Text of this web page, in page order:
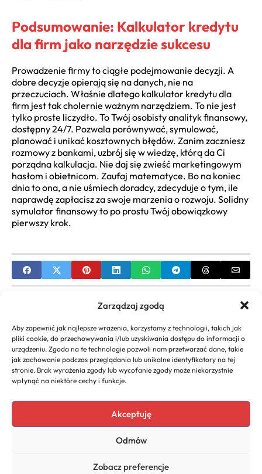
Zarządzaj zgodą
Aby zapewnić jak najlepsze wrażenia, korzystamy z technologii, takich jak
pliki cookie, do przechowywania i/lub uzyskiwania dostępu do informacji o
urządzeniu. Zgoda na te technologie pozwoli nam przetwarzać dane, takie
jak zachowanie podczas przeglądania lub unikalne identyfikatory na tej
stronie. Brak wyrażenia zgody lub wycofanie zgody może niekorzystnie
wpłynąć na niektóre cechy i funkcje.
Akceptuję
Odmów
Zobacz preferencje
Podsumowanie: Kalkulator kredytu
dla firm jako narzędzie sukcesu
Prowadzenie firmy to ciągłe podejmowanie decyzji. A
dobre decyzje opierają się na danych, nie na
przeczuciach. Właśnie dlatego kalkulator kredytu dla
firm jest tak cholernie ważnym narzędziem. To nie jest
tylko proste liczydło. To Twój osobisty analityk finansowy,
dostępny 24/7. Pozwala porównywać, symulować,
planować i unikać kosztownych błędów. Zanim zaczniesz
rozmowy z bankami, uzbrój się w wiedzę, którą da Ci
porządna kalkulacja. Nie daj się zwieść marketingowym
hasłom i obietnicom. Zaufaj matematyce. Bo na koniec
dnia to ona, a nie uśmiech doradcy, zdecyduje o tym, ile
naprawdę zapłacisz za swoje marzenia o rozwoju. Solidny
symulator finansowy to po prostu Twój obowiązkowy
pierwszy krok.
Dofinansowanie na założenie firmy – Twój Start w
Biznesie
NEXT
Koszt otwarcia salonu kosmetycznego –
Copyright 2026. All rights
Prywatności